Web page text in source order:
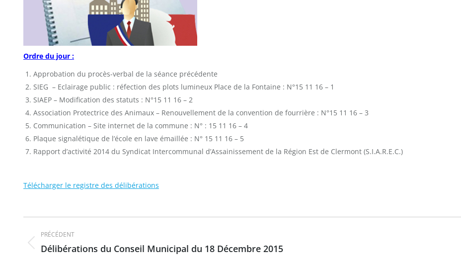
Ordre du jour :
Approbation du procès-verbal de la séance précédente
SIEG – Eclairage public : réfection des plots lumineux Place de la Fontaine : N°15 11 16 – 1
SIAEP – Modification des statuts : N°15 11 16 – 2
Association Protectrice des Animaux – Renouvellement de la convention de fourrière : N°15 11 16 – 3
Communication – Site internet de la commune : N° : 15 11 16 – 4
Plaque signalétique de l’école en lave émaillée : N° 15 11 16 – 5
Rapport d’activité 2014 du Syndicat Intercommunal d’Assainissement de la Région Est de Clermont (S.I.A.R.E.C.)
Télécharger le registre des délibérations
Navigation
article
PRÉCÉDENT
Article
Délibérations du Conseil Municipal du 18 Décembre 2015